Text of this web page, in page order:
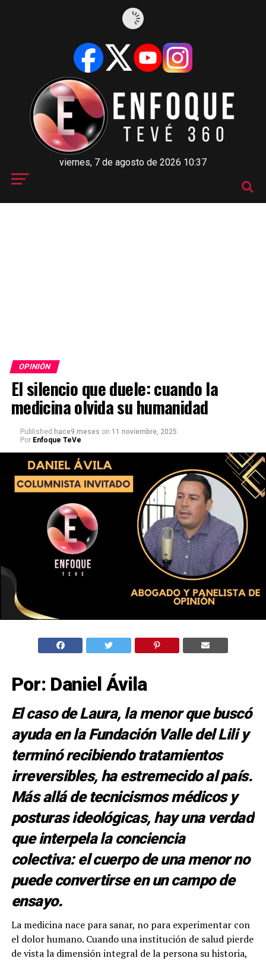
viernes, 7 de agosto de 2026 10:37
OPINIÓN
El silencio que duele: cuando la
medicina olvida su humanidad
Published hace9 meses on 11 noviembre, 2025
Por Enfoque TeVe
Por: Daniel Ávila
El caso de Laura, la menor que buscó
ayuda en la Fundación Valle del Lili y
terminó recibiendo tratamientos
irreversibles, ha estremecido al país.
Más allá de tecnicismos médicos y
posturas ideológicas, hay una verdad
que interpela la conciencia
colectiva: el cuerpo de una menor no
puede convertirse en un campo de
ensayo.
La medicina nace para sanar, no para experimentar con
el dolor humano. Cuando una institución de salud pierde
de vista la dimensión integral de la persona su historia,